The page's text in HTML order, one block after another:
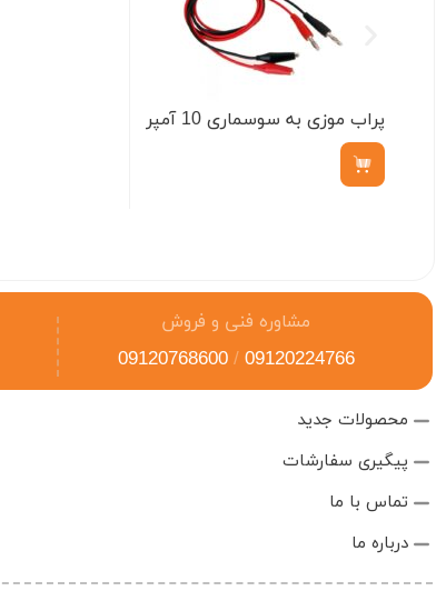
پراب موزی به سوسماری 10 آمپر
مشاوره فنی و فروش
09120224766
/
09120768600
محصولات جدید
پیگیری سفارشات
تماس با ما
درباره ما